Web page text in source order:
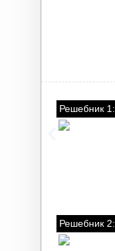
Решебник 1:
Решебник 2: